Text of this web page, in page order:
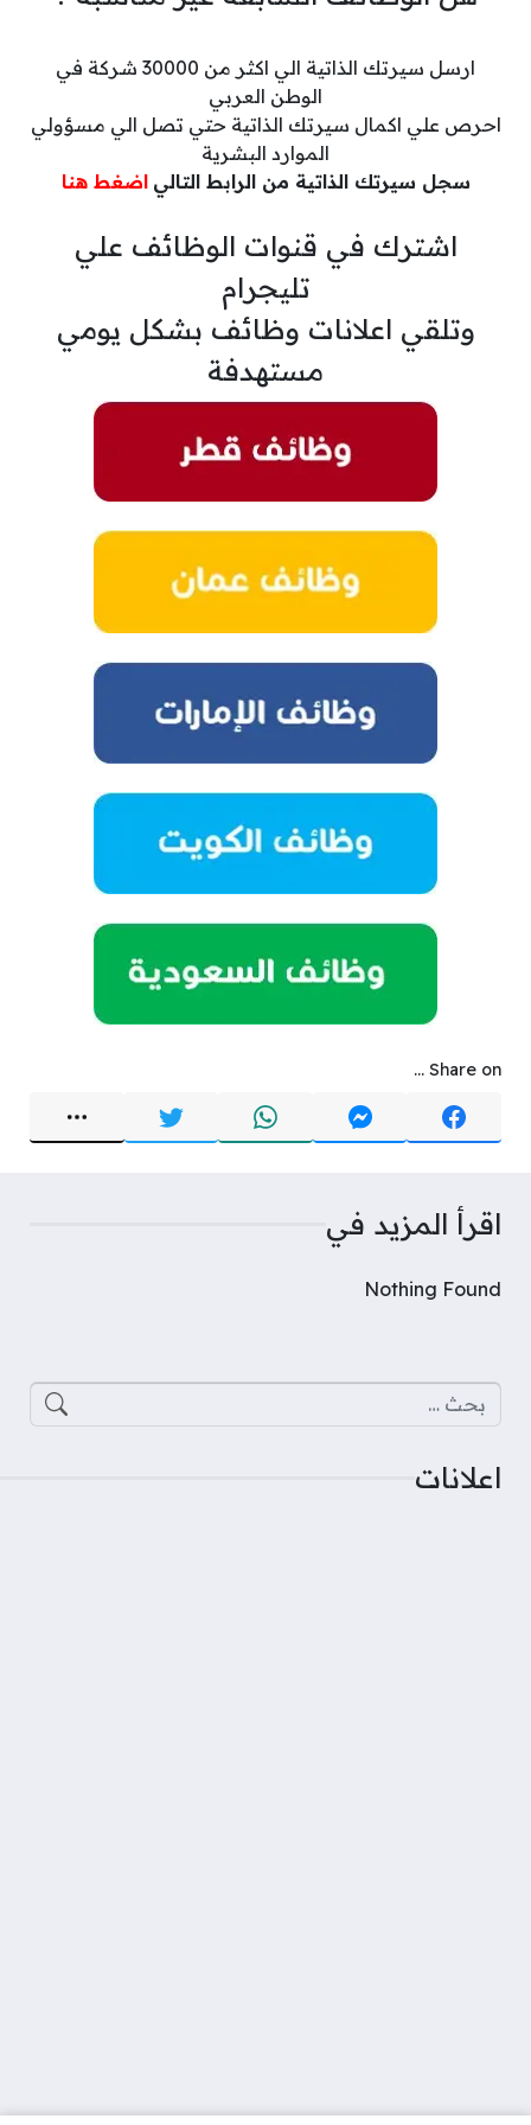
ارسل سيرتك الذاتية الي اكثر من 30000 شركة في
الوطن العربي
احرص علي اكمال سيرتك الذاتية حتي تصل الي مسؤولي
الموارد البشرية
سجل سيرتك الذاتية من الرابط التالي اضغط هنا
اشترك في قنوات الوظائف علي
تليجرام
وتلقي اعلانات وظائف بشكل يومي
مستهدفة
Share on ...
اقرأ المزيد في
Nothing Found
البحث عن:
اعلانات